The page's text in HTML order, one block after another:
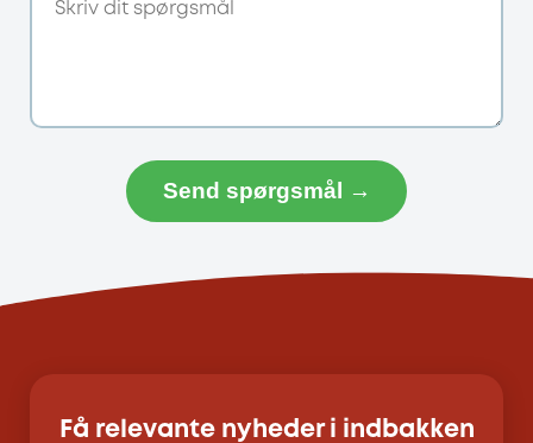
Send spørgsmål →
Få relevante nyheder i indbakken